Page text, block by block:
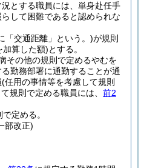
とする職員には、単身赴任手
して困難であると認められな
「交通距離」という。)が規則
加算した額)とする。
その他の規則で定めるやむを
勤務部署に通勤することが通
(任用の事情等を考慮して規則
規則で定める職員には、 前2
定める。
部改正)